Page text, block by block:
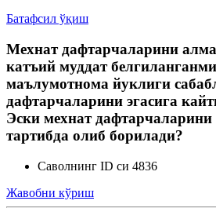
Батафсил ўқиш
Мехнат дафтарчаларини
катъий муддат
маълумотнома йуклиги
дафтарчаларини эгасига
Эски мехнат
тартибда олиб борилади?
Саволнинг ID си 4836
Жавобни кўриш